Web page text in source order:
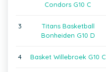
Condors G10 C
3
Titans Basketball
Bonheiden G10 D
4 Basket Willebroek G10 C